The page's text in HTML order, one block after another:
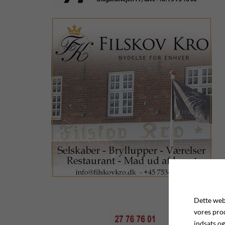
Dette
vores
indsats